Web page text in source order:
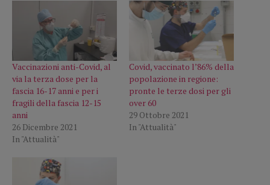
Vaccinazioni anti-Covid, al
via la terza dose per la
fascia 16-17 anni e per i
fragili della fascia 12-15
anni
26 Dicembre 2021
In "Attualità"
Covid, vaccinato l’86% della
popolazione in regione:
pronte le terze dosi per gli
over 60
29 Ottobre 2021
In "Attualità"